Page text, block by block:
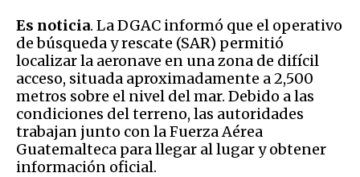
Es noticia. La DGAC informó que el operativo
de búsqueda y rescate (SAR) permitió
localizar la aeronave en una zona de difícil
acceso, situada aproximadamente a 2,500
metros sobre el nivel del mar. Debido a las
condiciones del terreno, las autoridades
trabajan junto con la Fuerza Aérea
Guatemalteca para llegar al lugar y obtener
información oficial.